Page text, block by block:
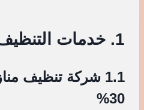
1. خدمات التنظيف المنزلية
1.1 شركة تنظيف
30%